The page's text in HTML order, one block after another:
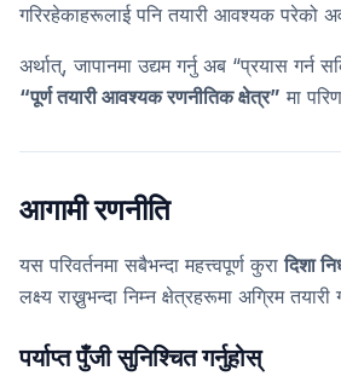
गरिरहेकाहरूलाई पनि तयारी आवश्यक परेको
अर्थात्, जापानमा उद्यम गर्नु अब “प्रयास गर्न
“पूर्ण तयारी आवश्यक रणनीतिक क्षेत्र” मा
आगामी रणनीति
यस परिवर्तनमा सबैभन्दा महत्त्वपूर्ण कुरादिशा
लक्ष्य राख्नुभन्दा निम्न क्षेत्रहरूमा अग्रिम तयारी
पर्याप्त पुँजी सुनिश्चित गर्नुहोस्